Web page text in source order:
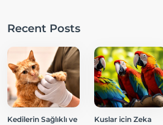
Recent Posts
Kedilerin Sağlıklı ve
Kuslar icin Zeka